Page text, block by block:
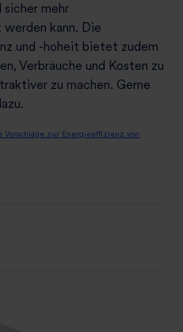
sicher mehr
werden kann. Die
und -hoheit bietet zudem
Verbräuche und Kosten zu
zu machen. Gerne
Vorschläge zur Energieeffizienz von